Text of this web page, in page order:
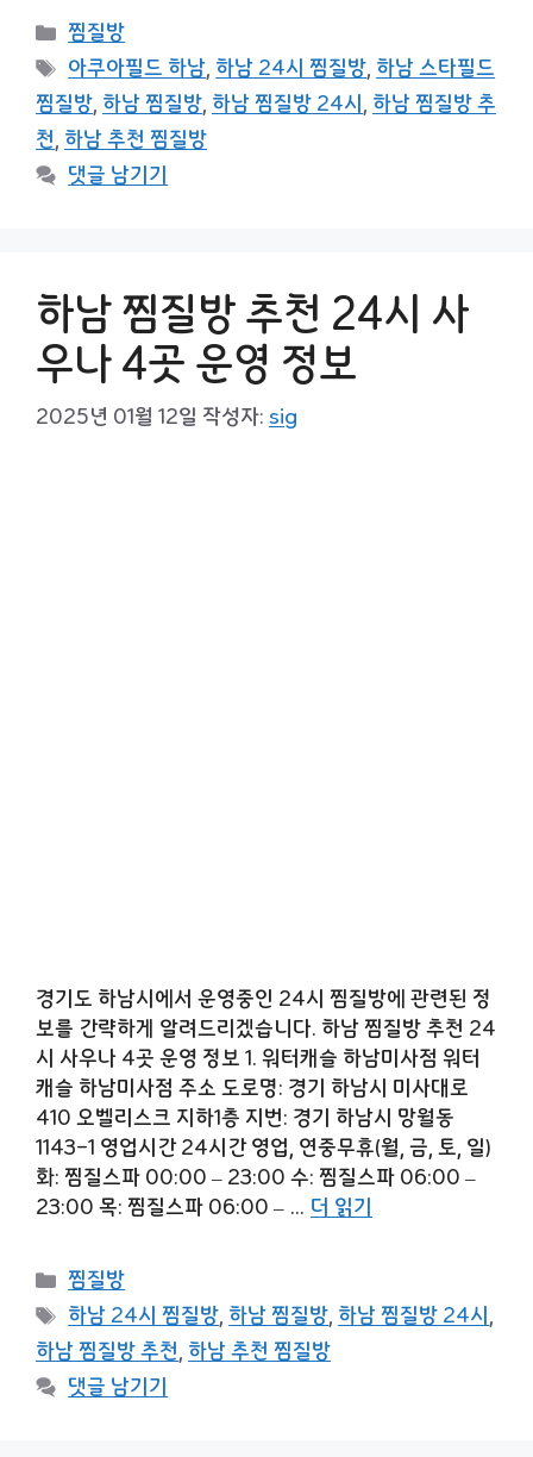
카
테
고
리
찜질방
태
그
아쿠아필드 하남, 하남 24시 찜질방, 하남 스타필드
찜질방, 하남 찜질방, 하남 찜질방 24시, 하남 찜질방 추
천, 하남 추천 찜질방
댓글 남기기
하남 찜질방 추천 24시 사
우나 4곳 운영 정보
2025년 01월 12일 작성자: sig
경기도 하남시에서 운영중인 24시 찜질방에 관련된 정
보를 간략하게 알려드리겠습니다. 하남 찜질방 추천 24
시 사우나 4곳 운영 정보 1. 워터캐슬 하남미사점 워터
캐슬 하남미사점 주소 도로명: 경기 하남시 미사대로
410 오벨리스크 지하1층 지번: 경기 하남시 망월동
1143-1 영업시간 24시간 영업, 연중무휴(월, 금, 토, 일)
화: 찜질스파 00:00 – 23:00 수: 찜질스파 06:00 –
23:00 목: 찜질스파 06:00 – … 더 읽기
카
테
고
리
찜질방
태
그
하남 24시 찜질방, 하남 찜질방, 하남 찜질방 24시,
하남 찜질방 추천, 하남 추천 찜질방
댓글 남기기